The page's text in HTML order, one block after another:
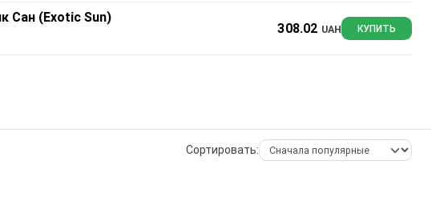
Сан (Exotic Sun)
308.02 UAH КУПИТЬ
Сортировать: